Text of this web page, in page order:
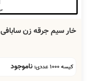
خار سیم جرقه زن سابافی
کیسه 1000 عددی: ناموجود